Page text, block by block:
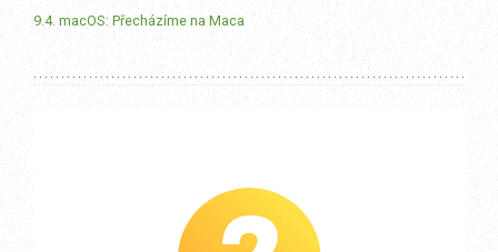
9.4. macOS: Přecházíme na Maca